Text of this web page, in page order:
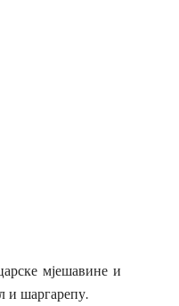
мјешавине и
и шаргарепу.